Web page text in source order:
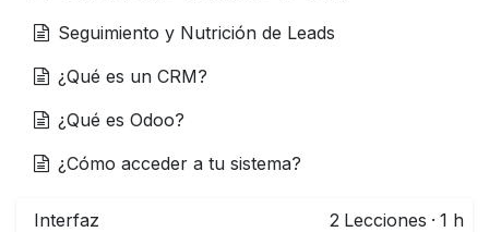
Seguimiento y Nutrición de Leads
¿Qué es un CRM?
¿Qué es Odoo?
¿Cómo acceder a tu sistema?
Interfaz 2 Lecciones · 1 h